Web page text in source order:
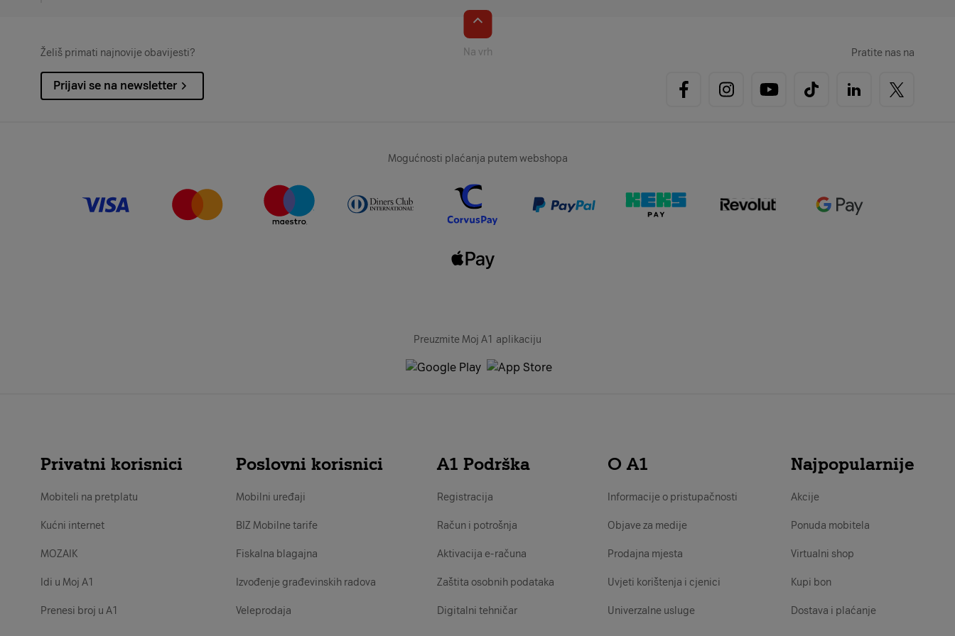
Na vrh
Želiš primati najnovije obavijesti?
Prijavi se na newsletter
Pratite nas na
Mogućnosti plaćanja putem webshopa
Preuzmite Moj A1 aplikaciju
Privatni korisnici
Mobiteli na pretplatu
Kućni internet
MOZAIK
Idi u Moj A1
Prenesi broj u A1
Poslovni korisnici
Mobilni uređaji
BIZ Mobilne tarife
Fiskalna blagajna
Izvođenje građevinskih radova
Veleprodaja
A1 Podrška
Registracija
Račun i potrošnja
Aktivacija e-računa
Zaštita osobnih podataka
Digitalni tehničar
O A1
Informacije o pristupačnosti
Objave za medije
Prodajna mjesta
Uvjeti korištenja i cjenici
Univerzalne usluge
Najpopularnije
Akcije
Ponuda mobitela
Virtualni shop
Kupi bon
Dostava i plaćanje